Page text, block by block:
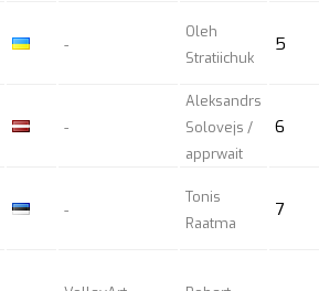
-
Oleh
Stratiichuk
5
-
Aleksandrs
Solovejs /
apprwait
6
-
Tonis
Raatma
7